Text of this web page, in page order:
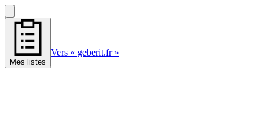
Mes listes
Vers « geberit.fr »